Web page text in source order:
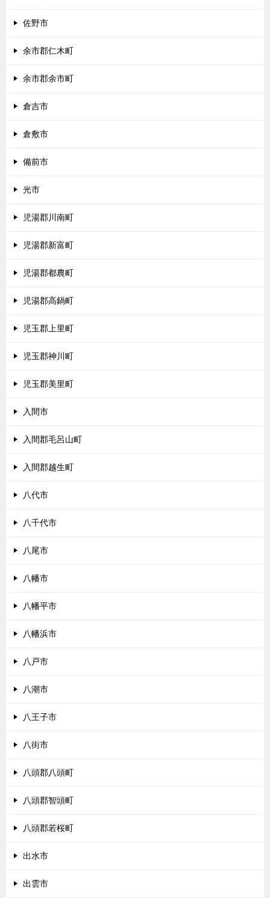
佐野市
余市郡仁木町
余市郡余市町
倉吉市
倉敷市
備前市
光市
児湯郡川南町
児湯郡新富町
児湯郡都農町
児湯郡高鍋町
児玉郡上里町
児玉郡神川町
児玉郡美里町
入間市
入間郡毛呂山町
入間郡越生町
八代市
八千代市
八尾市
八幡市
八幡平市
八幡浜市
八戸市
八潮市
八王子市
八街市
八頭郡八頭町
八頭郡智頭町
八頭郡若桜町
出水市
出雲市